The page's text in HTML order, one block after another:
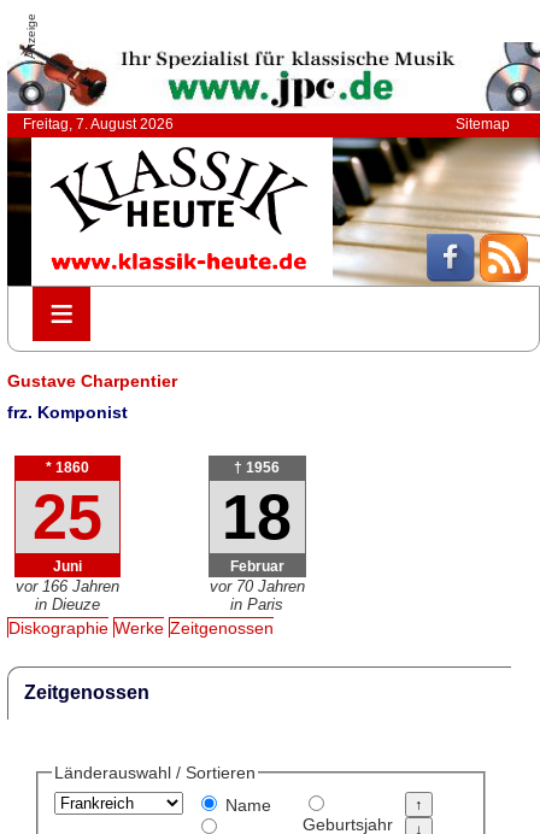
Anzeige
Freitag, 7. August 2026 Sitemap
≡
≡
Gustave Charpentier
frz. Komponist
* 1860
25
Juni
vor 166 Jahren
in Dieuze
† 1956
18
Februar
vor 70 Jahren
in Paris
Diskographie Werke Zeitgenossen
Zeitgenossen
Länderauswahl / Sortieren
Name
Geburtsjahr